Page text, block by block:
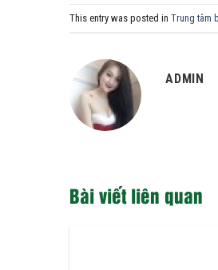
This entry was posted in Trung tâm
ADMIN
Bài viết liên quan